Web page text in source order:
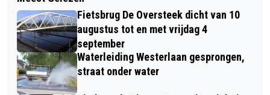
INGEZONDEN: 'DE ECHTE KOSTEN VAN
GEMAK IN MODERNE ECONOMIEËN'
Fietsbrug De Oversteek dicht van 10
augustus tot en met vrijdag 4
september
Waterleiding Westerlaan gesprongen,
straat onder water